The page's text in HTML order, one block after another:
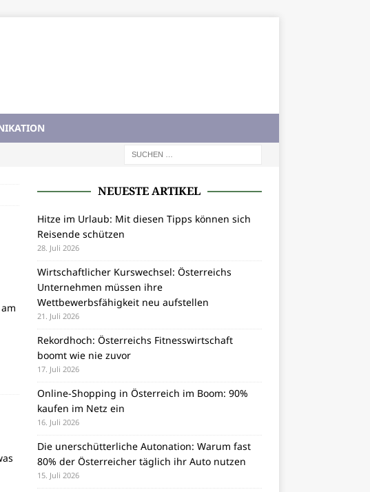
NEUESTE ARTIKEL
Hitze im Urlaub: Mit diesen Tipps können sich
Reisende schützen
28. Juli 2026
Wirtschaftlicher Kurswechsel: Österreichs
Unternehmen müssen ihre
Wettbewerbsfähigkeit neu aufstellen
21. Juli 2026
Rekordhoch: Österreichs Fitnesswirtschaft
boomt wie nie zuvor
17. Juli 2026
Online-Shopping in Österreich im Boom: 90%
kaufen im Netz ein
16. Juli 2026
Die unerschütterliche Autonation: Warum fast
80% der Österreicher täglich ihr Auto nutzen
15. Juli 2026